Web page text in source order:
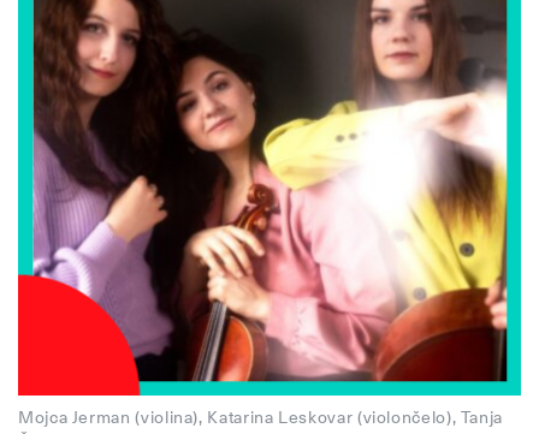
Mojca Jerman (violina), Katarina Leskovar (violončelo), Tanja